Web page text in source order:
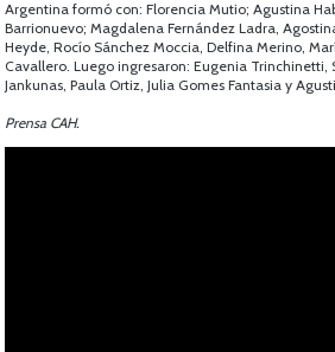
Argentina formó con: Florencia Mutio; Agustina
Barrionuevo; Magdalena Fernández Ladra,
Heyde, Rocío Sánchez Moccia, Delfina Merino,
Cavallero. Luego ingresaron: Eugenia Trinchinetti,
Jankunas, Paula Ortiz, Julia Gomes Fantasia y
Prensa CAH.